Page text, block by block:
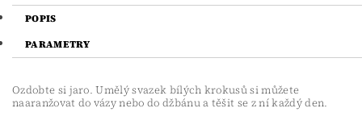
POPIS
PARAMETRY
Ozdobte si jaro. Umělý svazek bílých krokusů si můžete
naaranžovat do vázy nebo do džbánu a těšit se z ní každý den.